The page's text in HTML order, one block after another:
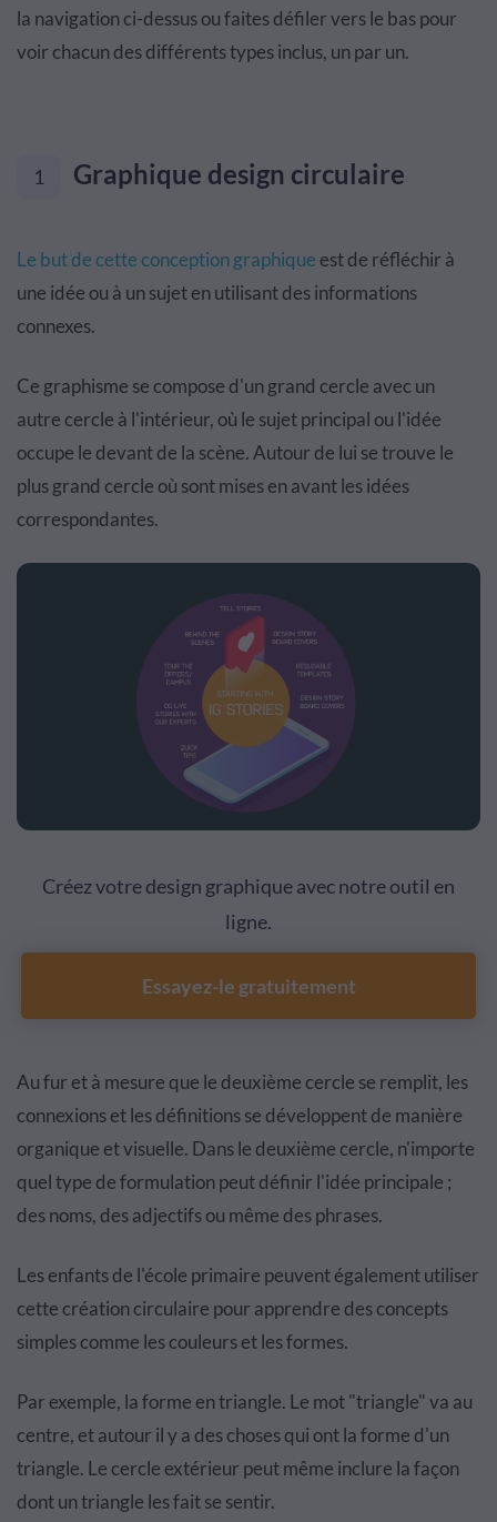
la navigation ci-dessus ou faites défiler vers le bas pour
voir chacun des différents types inclus, un par un.
1 Graphique design circulaire
Le but de cette conception graphique est de réfléchir à
une idée ou à un sujet en utilisant des informations
connexes.
Ce graphisme se compose d'un grand cercle avec un
autre cercle à l'intérieur, où le sujet principal ou l'idée
occupe le devant de la scène. Autour de lui se trouve le
plus grand cercle où sont mises en avant les idées
correspondantes.
Créez votre design graphique avec notre outil en
ligne.
Essayez-le gratuitement
Au fur et à mesure que le deuxième cercle se remplit, les
connexions et les définitions se développent de manière
organique et visuelle. Dans le deuxième cercle, n'importe
quel type de formulation peut définir l'idée principale ;
des noms, des adjectifs ou même des phrases.
Les enfants de l'école primaire peuvent également utiliser
cette création circulaire pour apprendre des concepts
simples comme les couleurs et les formes.
Par exemple, la forme en triangle. Le mot "triangle" va au
centre, et autour il y a des choses qui ont la forme d'un
triangle. Le cercle extérieur peut même inclure la façon
dont un triangle les fait se sentir.